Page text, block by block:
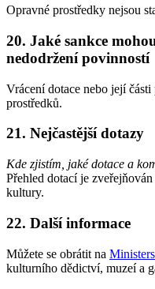
Opravné prostředky nejsou
20. Jaké sankce
nedodržení povinností
Vrácení dotace nebo její
prostředků.
21. Nejčastější dotazy
Kde zjistím, jaké dotace a
Přehled dotací je
kultury.
22. Další informace
Můžete se obrátit na
kulturního dědictví, muzeí a